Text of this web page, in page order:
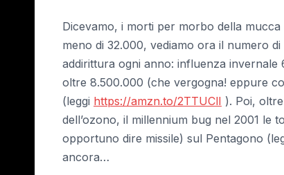
Dicevamo, i morti per morbo della
meno di 32.000, vediamo ora il numero
addirittura ogni anno: influenza invernale
oltre 8.500.000 (che vergogna! eppure
(leggi https://amzn.to/2TTUClI ). Poi,
dell’ozono, il millennium bug nel 2001 le
opportuno dire missile) sul Pentagono
ancora…